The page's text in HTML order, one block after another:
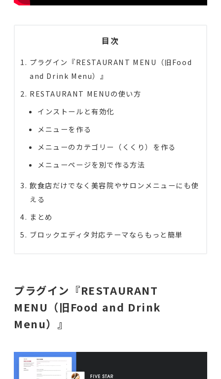
目次
プラグイン『RESTAURANT MENU（旧Food
and Drink Menu）』
RESTAURANT MENUの使い方
インストールと有効化
メニューを作る
メニューのカテゴリー（くくり）を作る
メニューページを別で作る方法
飲食店だけでなく美容院やサロンメニューにも使
える
まとめ
ブロックエディタ対応テーマならもっと簡単
プラグイン『RESTAURANT
MENU（旧Food and Drink
Menu）』